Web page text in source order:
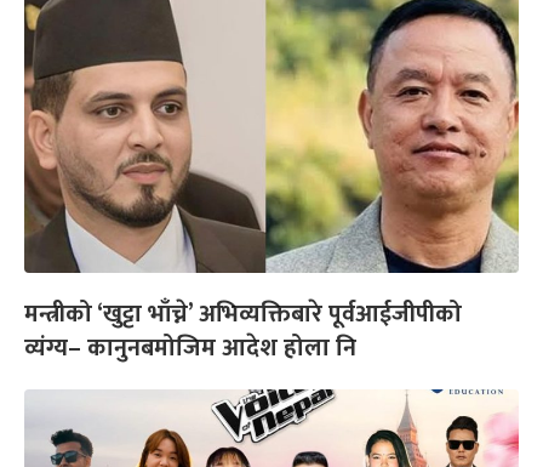
मन्त्रीको ‘खुट्टा भाँच्ने’ अभिव्यक्तिबारे पूर्वआईजीपीको
व्यंग्य– कानुनबमोजिम आदेश होला नि